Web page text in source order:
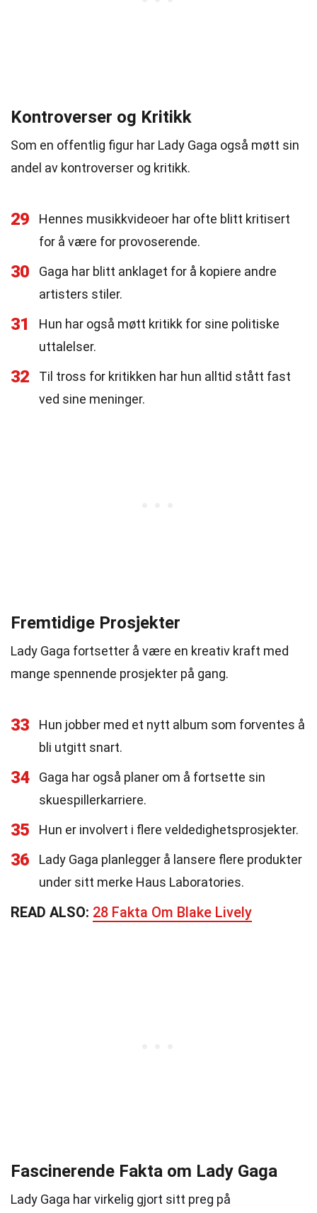
Kontroverser og Kritikk
Som en offentlig figur har Lady Gaga også møtt sin
andel av kontroverser og kritikk.
29
Hennes musikkvideoer har ofte blitt kritisert
for å være for provoserende.
30
Gaga har blitt anklaget for å kopiere andre
artisters stiler.
31
Hun har også møtt kritikk for sine politiske
uttalelser.
32
Til tross for kritikken har hun alltid stått fast
ved sine meninger.
Fremtidige Prosjekter
Lady Gaga fortsetter å være en kreativ kraft med
mange spennende prosjekter på gang.
33
Hun jobber med et nytt album som forventes å
bli utgitt snart.
34
Gaga har også planer om å fortsette sin
skuespillerkarriere.
35 Hun er involvert i flere veldedighetsprosjekter.
36
Lady Gaga planlegger å lansere flere produkter
under sitt merke Haus Laboratories.
READ ALSO: 28 Fakta Om Blake Lively
Fascinerende Fakta om Lady Gaga
Lady Gaga har virkelig gjort sitt preg på